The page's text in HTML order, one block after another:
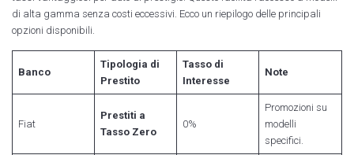
di alta gamma senza costi eccessivi. Ecco un riepilogo delle principali
opzioni disponibili.
Banco
Tipologia di
Prestito
Tasso di
Interesse
Note
Fiat
Prestiti a
Tasso Zero
0%
Promozioni su
modelli
specifici.